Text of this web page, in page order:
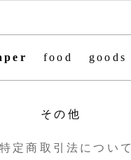
food goods
その他
特定商取引法について